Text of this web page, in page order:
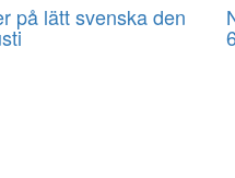
på lätt svenska den